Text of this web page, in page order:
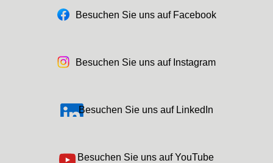
Besuchen Sie uns auf Facebook
Besuchen Sie uns auf Instagram
Besuchen Sie uns auf LinkedIn
Besuchen Sie uns auf YouTube